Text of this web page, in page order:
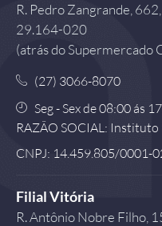
R. Pedro Zangrande,
29.164-020
(atrás do Supermercado
(27) 3066-8070
Seg - Sex de 08:00 ás
RAZÃO SOCIAL: Instituto
CNPJ: 14.459.805/0001-
Filial Vitória
R. Antônio Nobre Filho,